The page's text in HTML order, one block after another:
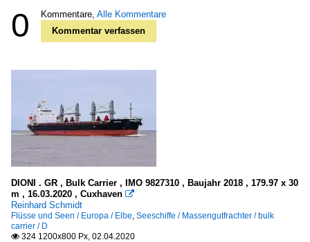
0 Kommentare, Alle Kommentare
Kommentar verfassen
DIONI . GR , Bulk Carrier , IMO 9827310 , Baujahr 2018 , 179.97 x 30
m , 16.03.2020 , Cuxhaven 
Reinhard Schmidt
Flüsse und Seen / Europa / Elbe, Seeschiffe / Massengutfrachter / bulk
carrier / D
 324 1200x800 Px, 02.04.2020